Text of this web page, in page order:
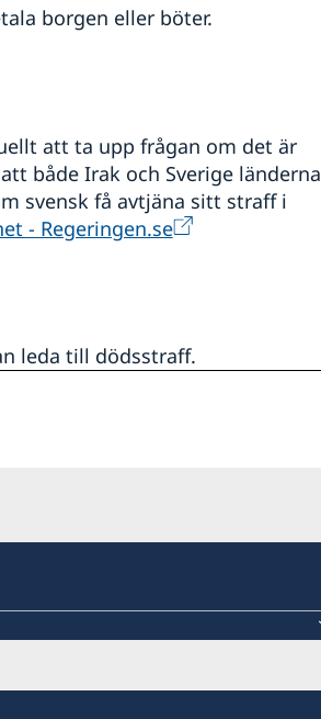
borgen eller böter.
att ta upp frågan om det är
både Irak och Sverige länderna
svensk få avtjäna sitt straff i
- Regeringen.se
leda till dödsstraff.